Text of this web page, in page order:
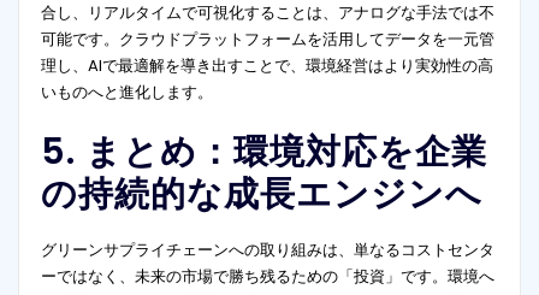
合し、リアルタイムで可視化することは、アナログな手法では不
可能です。クラウドプラットフォームを活用してデータを一元管
理し、AIで最適解を導き出すことで、環境経営はより実効性の高
いものへと進化します。
5. まとめ：環境対応を企業
の持続的な成長エンジンへ
グリーンサプライチェーンへの取り組みは、単なるコストセンタ
ーではなく、未来の市場で勝ち残るための「投資」です。環境へ